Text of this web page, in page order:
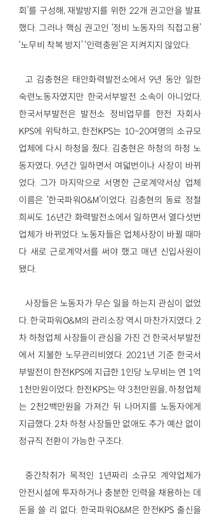
회’를 구성해, 재발방지를 위한 22개 권고안을 발표
했다. 그러나 핵심 권고인 ‘정비 노동자의 직접고용’
‘노무비 착복 방지’ ‘인력충원’은 지켜지지 않았다.
고 김충현은 태안화력발전소에서 9년 동안 일한
숙련노동자였지만 한국서부발전 소속이 아니었다.
한국서부발전은 발전소 정비업무를 한전 자회사
KPS에 위탁하고, 한전KPS는 10~20여명의 소규모
업체에 다시 하청을 줬다. 김충현은 하청의 하청 노
동자였다. 9년간 일하면서 여덟번이나 사장이 바뀌
었다. 그가 마지막으로 서명한 근로계약서상 업체
이름은 ‘한국파워O&M’이었다. 김충현의 동료 정철
희씨도 16년간 화력발전소에서 일하면서 열다섯번
업체가 바뀌었다. 노동자들은 업체사장이 바뀔 때마
다 새로 근로계약서를 써야 했고 매년 신입사원이
됐다.
사장들은 노동자가 무슨 일을 하는지 관심이 없었
다. 한국파워O&M의 관리소장 역시 마찬가지였다. 2
차 하청업체 사장들이 관심을 가진 건 한국서부발전
에서 지불한 노무관리비였다. 2021년 기준 한국서
부발전이 한전KPS에 지급한 1인당 노무비는 연 1억
1천만원이었다. 한전KPS는 약 3천만원을, 하청업체
는 2천2백만원을 가져간 뒤 나머지를 노동자에게
지급했다. 2차 하청 사장들만 없애도 추가 예산 없이
정규직 전환이 가능한 구조다.
중간착취가 목적인 1년짜리 소규모 계약업체가
안전시설에 투자하거나 충분한 인력을 채용하는 데
돈을 쓸 리 없다. 한국파워O&M은 한전KPS 출신을